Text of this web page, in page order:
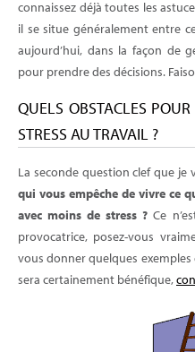
connaissez déjà toutes les
il se situe généralement entre
aujourd’hui, dans la façon de
pour prendre des décisions.
QUELS OBSTACLES
STRESS AU TRAVAIL ?
La seconde question clef que je
qui vous empêche de vivre ce
avec moins de stress ? Ce
provocatrice, posez-vous
vous donner quelques exemples
sera certainement bénéfique,